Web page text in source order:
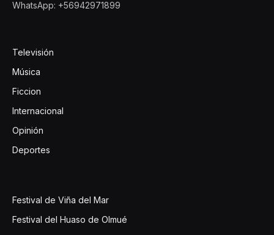
WhatsApp: +56942971899
Televisión
Música
Ficcion
Internacional
Opinión
Deportes
Festival de Viña del Mar
Festival del Huaso de Olmué